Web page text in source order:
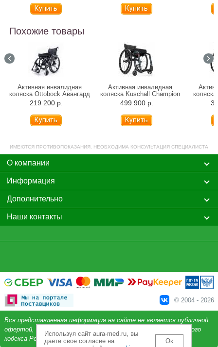
Похожие товары
Активная инвалидная
коляска Ottobock Авангард
4 (DV, DS)
219 200 р.
Активная инвалидная
коляска Kuschall Champion
499 900 р.
ИМЕЮТСЯ ПРОТИВОПОКАЗАНИЯ. НЕОБХОДИМА КОНСУЛЬТАЦИЯ СПЕЦИАЛИСТА
О компании
Информация
Дополнительно
Наши контакты
© 2004 - 2026
Вся представленная информация на сайте не является публичной
офертой, определяемой положениями Статьи 437 Гражданского
кодекса Российской Федерации.
Используя сайт aura-med.ru, вы
даете свое согласие на
Ок